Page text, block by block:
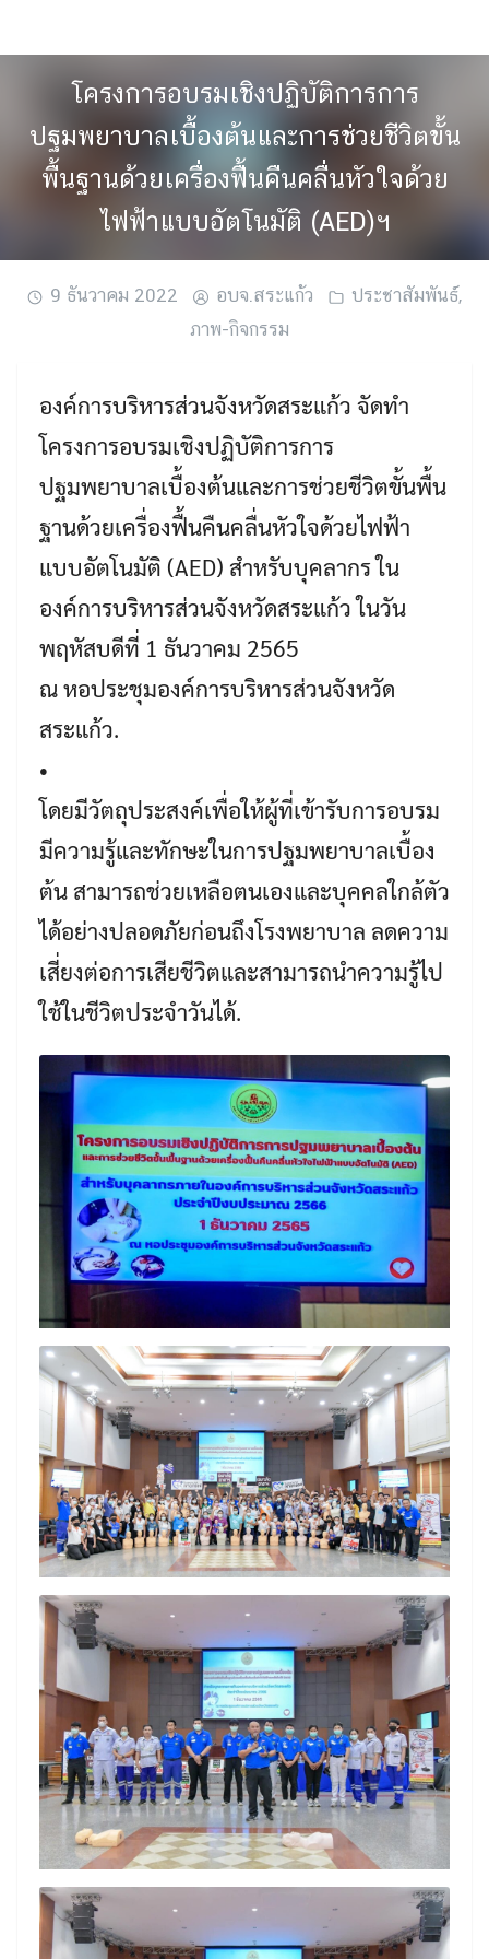
โครงการอบรมเชิงปฏิบัติการการ
ปฐมพยาบาลเบื้องต้นและการช่วยชีวิตขั้น
พื้นฐานด้วยเครื่องฟื้นคืนคลื่นหัวใจด้วย
ไฟฟ้าแบบอัตโนมัติ (AED)ฯ
9 ธันวาคม 2022 อบจ.สระแก้ว ประชาสัมพันธ์,
ภาพ-กิจกรรม
องค์การบริหารส่วนจังหวัดสระแก้ว จัดทำ
โครงการอบรมเชิงปฏิบัติการการ
ปฐมพยาบาลเบื้องต้นและการช่วยชีวิตขั้นพื้น
ฐานด้วยเครื่องฟื้นคืนคลื่นหัวใจด้วยไฟฟ้า
แบบอัตโนมัติ (AED) สำหรับบุคลากร ใน
องค์การบริหารส่วนจังหวัดสระแก้ว ในวัน
พฤหัสบดีที่ 1 ธันวาคม 2565
ณ หอประชุมองค์การบริหารส่วนจังหวัด
สระแก้ว.
•
โดยมีวัตถุประสงค์เพื่อให้ผู้ที่เข้ารับการอบรม
มีความรู้และทักษะในการปฐมพยาบาลเบื้อง
ต้น สามารถช่วยเหลือตนเองและบุคคลใกล้ตัว
ได้อย่างปลอดภัยก่อนถึงโรงพยาบาล ลดความ
เสี่ยงต่อการเสียชีวิตและสามารถนำความรู้ไป
ใช้ในชีวิตประจำวันได้.